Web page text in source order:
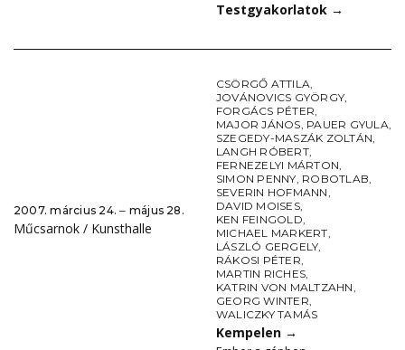
Testgyakorlatok →
2007. március 24. ‒ május 28.
Műcsarnok / Kunsthalle
CSÖRGŐ ATTILA,
JOVÁNOVICS GYÖRGY,
FORGÁCS PÉTER,
MAJOR JÁNOS, PAUER GYULA,
SZEGEDY-MASZÁK ZOLTÁN,
LANGH RÓBERT,
FERNEZELYI MÁRTON,
SIMON PENNY, ROBOTLAB,
SEVERIN HOFMANN,
DAVID MOISES,
KEN FEINGOLD,
MICHAEL MARKERT,
LÁSZLÓ GERGELY,
RÁKOSI PÉTER,
MARTIN RICHES,
KATRIN VON MALTZAHN,
GEORG WINTER,
WALICZKY TAMÁS
Kempelen →